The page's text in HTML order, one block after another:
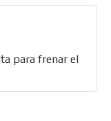
para frenar el